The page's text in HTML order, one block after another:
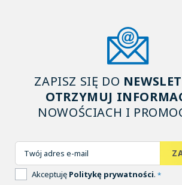
ZAPISZ SIĘ DO
OTRZYMUJ
NOWOŚCIACH I
Akceptuję Politykę prywatności. *